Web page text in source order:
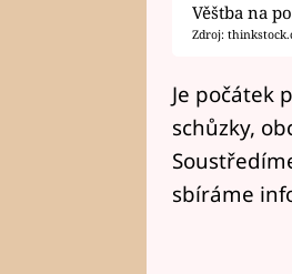
Věštba na
Zdroj:
Je počátek
schůzky,
sbíráme